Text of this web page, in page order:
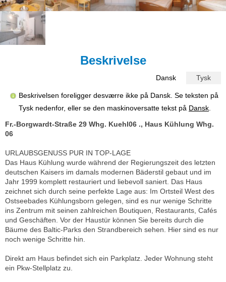
Beskrivelse
Dansk Tysk
Beskrivelsen foreligger desværre ikke på Dansk. Se teksten på
Tysk nedenfor, eller se den maskinoversatte tekst på Dansk
Fr.-Borgwardt-Straße 29 Whg. Kuehl06 ., Haus Kühlung Whg.
06
URLAUBSGENUSS PUR IN TOP-LAGE
Das Haus Kühlung wurde während der Regierungszeit des letzten
deutschen Kaisers im damals modernen Bäderstil gebaut und im
Jahr 1999 komplett restauriert und liebevoll saniert. Das Haus
zeichnet sich durch seine perfekte Lage aus: Im Ortsteil West des
Ostseebades Kühlungsborn gelegen, sind es nur wenige Schritte
ins Zentrum mit seinen zahlreichen Boutiquen, Restaurants, Cafés
und Geschäften. Vor der Haustür können Sie bereits durch die
Bäume des Baltic-Parks den Strandbereich sehen. Hier sind es nur
noch wenige Schritte hin.
Direkt am Haus befindet sich ein Parkplatz. Jeder Wohnung steht
ein Pkw-Stellplatz zu.